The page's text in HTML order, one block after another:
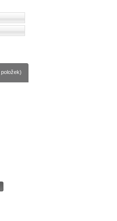
položek)